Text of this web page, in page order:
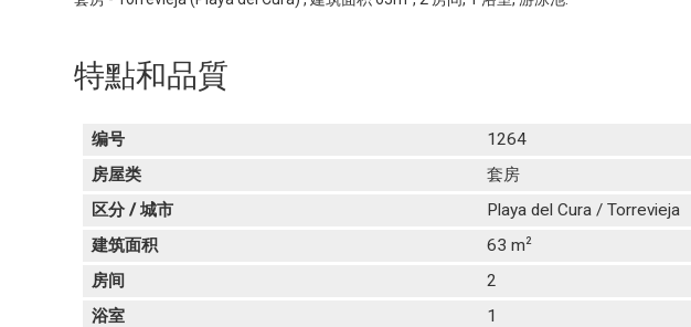
特點和品質
编号
1264
房屋类
套房
区分 / 城市
Playa del Cura / Torrevieja
建筑面积
63 m2
房间
2
浴室
1